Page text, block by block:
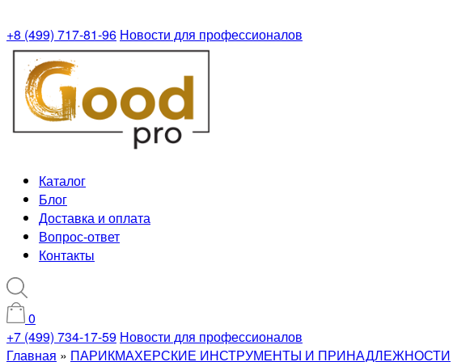
+8 (499) 717-81-96 Новости для профессионалов
Каталог
Блог
Доставка и оплата
Вопрос-ответ
Контакты
0
+7 (499) 734-17-59 Новости для профессионалов
Главная » ПАРИКМАХЕРСКИЕ ИНСТРУМЕНТЫ И ПРИНАДЛЕЖНОСТИ